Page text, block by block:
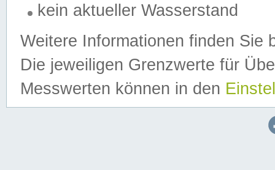
kein aktueller Wasserstand
Weitere Informationen finden Sie
Die jeweiligen Grenzwerte für
Messwerten können in den